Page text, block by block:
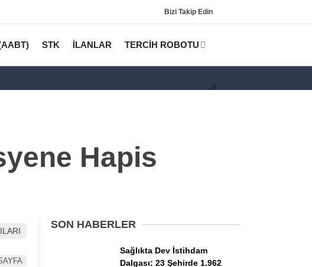
Bizi Takip Edin
STK İLANLAR TERCİH ROBOTU
Hapis
SON HABERLER
Sağlıkta Dev İstihdam
Dalgası: 23 Şehirde 1.962